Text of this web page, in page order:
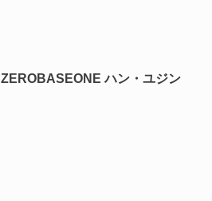
ZEROBASEONE ハン・ユジン